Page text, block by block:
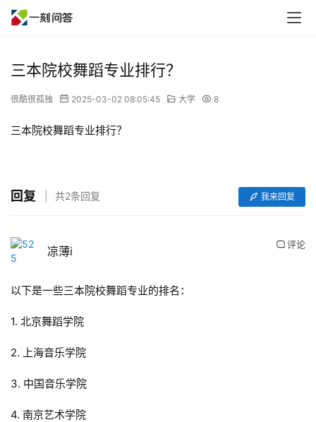
三本院校舞蹈专业排行？
很酷很孤独 2025-03-02 08:05:45 大学 8
三本院校舞蹈专业排行？
回复 共2条回复 我来回复
凉薄i 评论
以下是一些三本院校舞蹈专业的排名：
1. 北京舞蹈学院
2. 上海音乐学院
3. 中国音乐学院
4. 南京艺术学院